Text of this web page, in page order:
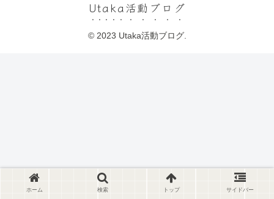
Utaka活動ブログ
© 2023 Utaka活動ブログ.
ホーム 検索 トップ サイドバー